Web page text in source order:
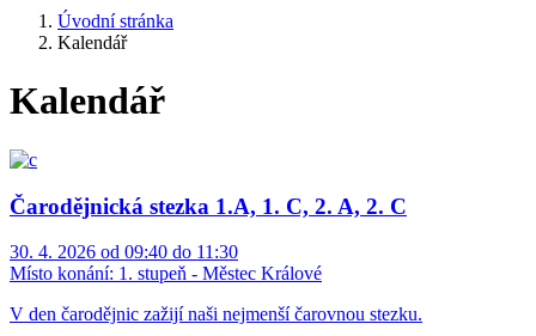
Úvodní stránka
Kalendář
Kalendář
Čarodějnická stezka 1.A, 1. C, 2. A, 2. C
30. 4. 2026 od 09:40 do 11:30
Místo konání: 1. stupeň - Městec Králové
V den čarodějnic zažijí naši nejmenší čarovnou stezku.